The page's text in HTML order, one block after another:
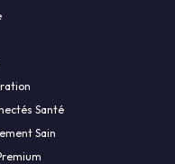
Santé
Sain